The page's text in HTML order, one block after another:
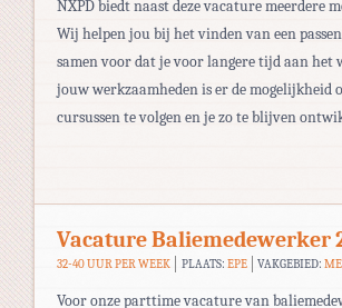
NXPD biedt naast deze vacature meerdere
Wij helpen jou bij het vinden van een
samen voor dat je voor langere tijd aan het
jouw werkzaamheden is er de mogelijkheid
cursussen te volgen en je zo te blijven
Vacature Baliemedewerker
32-40 UUR PER WEEK PLAATS: EPE VAKGEBIED:
Voor onze parttime vacature van